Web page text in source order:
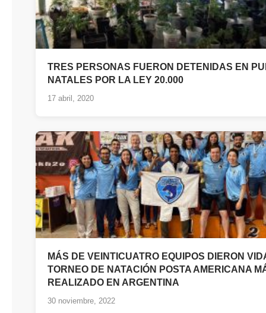
TRES PERSONAS FUERON DETENIDAS EN
NATALES POR LA LEY 20.000
17 abril, 2020
MÁS DE VEINTICUATRO EQUIPOS DIERON
TORNEO DE NATACIÓN POSTA AMERICANA
REALIZADO EN ARGENTINA
30 noviembre, 2022